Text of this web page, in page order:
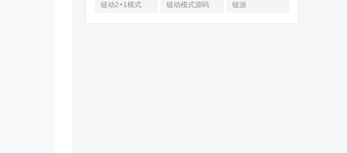
链动2+1模式 链动模式源码 链游